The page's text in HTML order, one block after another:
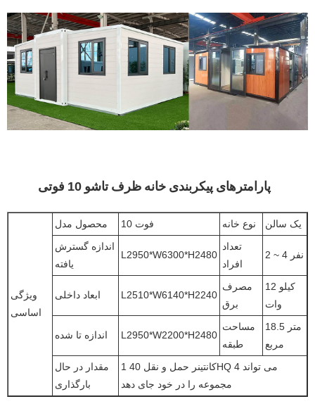
پارامترهای پیکربندی خانه ظرف تاشو 10 فوتی
ویژگی
اساسی
محصول مدل 10 فوت نوع خانه
یک سالن
اندازه گسترش
یافته
L2950*W6300*H2480
تعداد
افراد
2 ~ 4 نفر
ابعاد داخلی L2510*W6140*H2240
مصرف
برق
12 کیلو
وات
اندازه تا شده L2950*W2200*H2480
مساحت
طبقه
18.5 متر
مربع
مقدار در حال
بارگذاری
1 کانتینر حمل و نقل 40HQ می تواند 4
مجموعه را در خود جای دهد